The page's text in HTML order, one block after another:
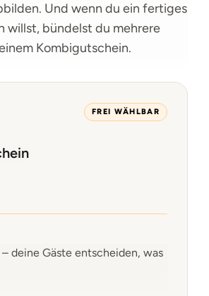
Und wenn du ein fertiges
willst, bündelst du mehrere
Kombigutschein.
FREI WÄHLBAR
deine Gäste entscheiden, was